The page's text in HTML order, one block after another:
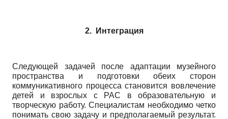
2. Интеграция
Следующей задачей после адаптации музейного
пространства и подготовки обеих сторон
коммуникативного процесса становится вовлечение
детей и взрослых с РАС в образовательную и
творческую работу. Специалистам необходимо четко
понимать свою задачу и предполагаемый результат.